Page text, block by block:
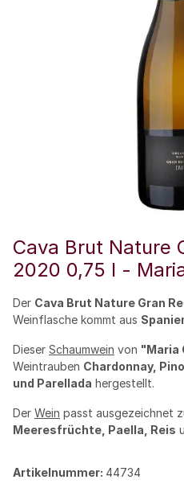
Cava Brut Nature
2020 0,75 l -
Der Cava Brut Nature Gran
Weinflasche kommt aus
Dieser Schaumwein von "Maria
Weintrauben Chardonnay,
und Parellada hergestellt.
Der Wein passt ausgezeichnet
Meeresfrüchte, Paella, Reis
Artikelnummer: 44734